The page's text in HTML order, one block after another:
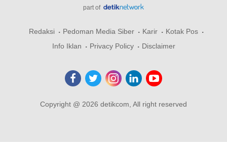
part of
Redaksi Pedoman Media Siber Karir
Kotak Pos
Info Iklan
Privacy Policy Disclaimer
Copyright @ 2026 detikcom, All right reserved